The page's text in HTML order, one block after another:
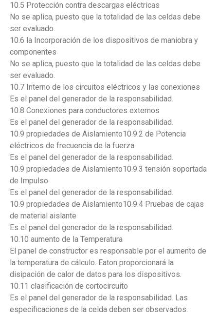
10.5 Protección contra descargas eléctricas
No se aplica, puesto que la totalidad de las celdas debe
ser evaluado.
10.6 la Incorporación de los dispositivos de maniobra y
componentes
No se aplica, puesto que la totalidad de las celdas debe
ser evaluado.
10.7 Interno de los circuitos eléctricos y las conexiones
Es el panel del generador de la responsabilidad.
10.8 Conexiones para conductores externos
Es el panel del generador de la responsabilidad.
10.9 propiedades de Aislamiento10.9.2 de Potencia
eléctricos de frecuencia de la fuerza
Es el panel del generador de la responsabilidad.
10.9 propiedades de Aislamiento10.9.3 tensión soportada
de Impulso
Es el panel del generador de la responsabilidad.
10.9 propiedades de Aislamiento10.9.4 Pruebas de cajas
de material aislante
Es el panel del generador de la responsabilidad.
10.10 aumento de la Temperatura
El panel de constructor es responsable por el aumento de
la temperatura de cálculo. Eaton proporcionará la
disipación de calor de datos para los dispositivos.
10.11 clasificación de cortocircuito
Es el panel del generador de la responsabilidad. Las
especificaciones de la celda deben ser observados.